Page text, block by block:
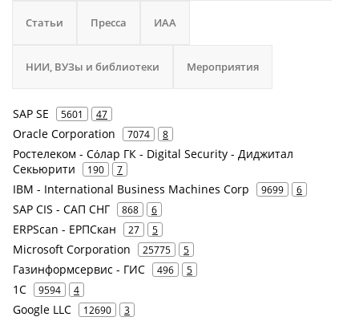
Статьи Пресса ИАА
НИИ, ВУЗы и библиотеки Мероприятия
SAP SE 5601 47
Oracle Corporation 7074 8
Ростелеком - Сόлар ГК - Digital Security - Диджитал
Секьюрити
190 7
IBM - International Business Machines Corp 9699 6
SAP CIS - САП СНГ 868 6
ERPScan - ЕРПСкан 27 5
Microsoft Corporation 25775 5
Газинформсервис - ГИС 496 5
1С 9594 4
Google LLC 12690 3